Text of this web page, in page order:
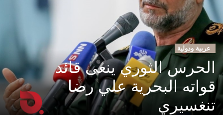
عربية ودولية
الحرس الثوري ينعى قائد
قواته البحرية علي رضا
تنغسيري